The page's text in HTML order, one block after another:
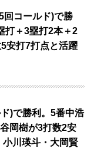
回コールド)で勝
打＋3塁打2本＋2
安打7打点と活躍
)で勝利。5番中浩
岡樹が3打数2安
川瑛斗・大岡賢